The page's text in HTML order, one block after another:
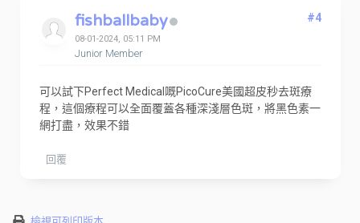
fishballbaby
08-01-2024, 05:11 PM
Junior Member
#4
可以試下Perfect Medical嘅PicoCure美國超皮秒去斑療
程，這個療程可以全面覆蓋各種深淺層色斑，將黑色素一
網打盡，效果不錯
回覆